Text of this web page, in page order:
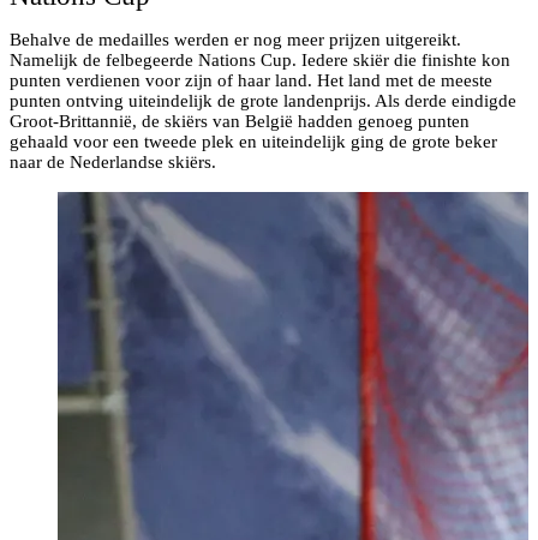
Behalve de medailles werden er nog meer prijzen uitgereikt.
Namelijk de felbegeerde Nations Cup. Iedere skiër die finishte kon
punten verdienen voor zijn of haar land. Het land met de meeste
punten ontving uiteindelijk de grote landenprijs. Als derde eindigde
Groot-Brittannië, de skiërs van België hadden genoeg punten
gehaald voor een tweede plek en uiteindelijk ging de grote beker
naar de Nederlandse skiërs.